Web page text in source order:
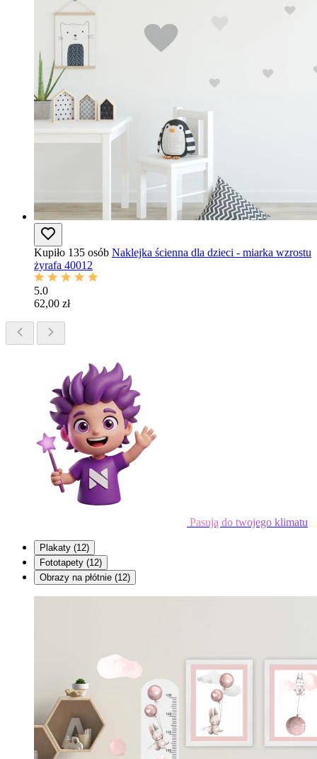
Kupiło 135 osób Naklejka ścienna dla dzieci - miarka wzrostu
żyrafa 40012
5.0
62,00 zł
Pasują do twojego klimatu
Plakaty (12)
Fototapety (12)
Obrazy na płótnie (12)